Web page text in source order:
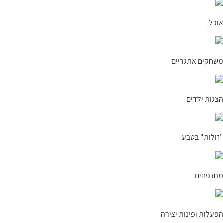
אוכל
משחקים אתגריים
הצגות ילדים
"זולות" בטבע
מתנפחים
הפעלות ופינות יצירה